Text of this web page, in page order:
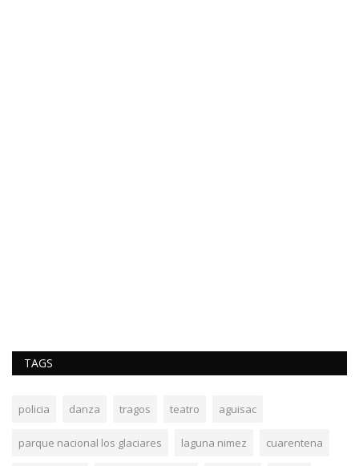
TAGS
policia danza tragos teatro aguisac
parque nacional los glaciares laguna nimez cuarentena